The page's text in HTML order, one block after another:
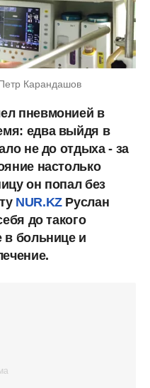
Карандашов
пневмонией в
едва выйдя в
не до отдыха - за
настолько
он попал без
NUR.KZРуслан
до такого
в больнице и